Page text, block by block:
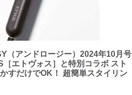
（アンドロージー）2024年10月号
［エトヴォス］と特別コラボ スト
すだけでOK！ 超簡単スタイリン